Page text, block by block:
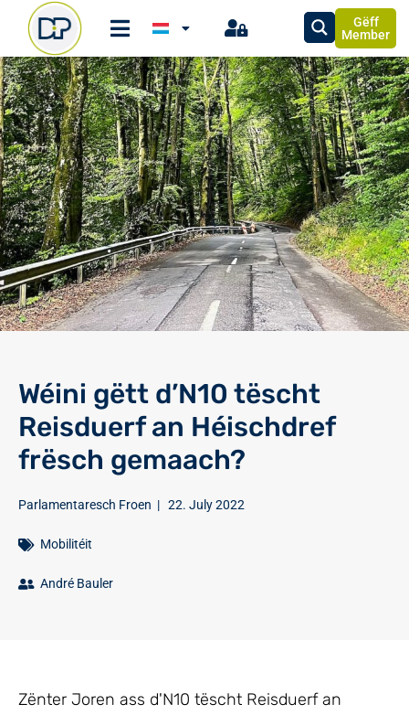
Gëff
Member
Wéini gëtt d’N10 tëscht
Reisduerf an Héischdref
frësch gemaach?
Parlamentaresch Froen | 22. July 2022
Mobilitéit
André Bauler
Zënter Joren ass d'N10 tëscht Reisduerf an